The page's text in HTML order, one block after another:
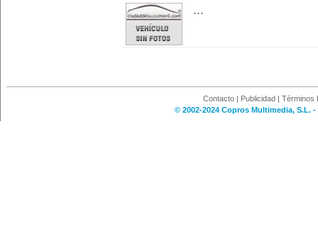
...
Contacto | Publicidad | Términos
© 2002-2024 Copros Multimedia, S.L.